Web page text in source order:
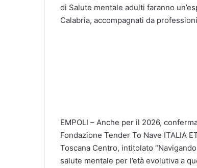
di Salute mentale adulti faranno
Calabria, accompagnati da
EMPOLI – Anche per il 2026,
Fondazione Tender To Nave ITALIA
Toscana Centro, intitolato
salute mentale per l’età evolutiva a